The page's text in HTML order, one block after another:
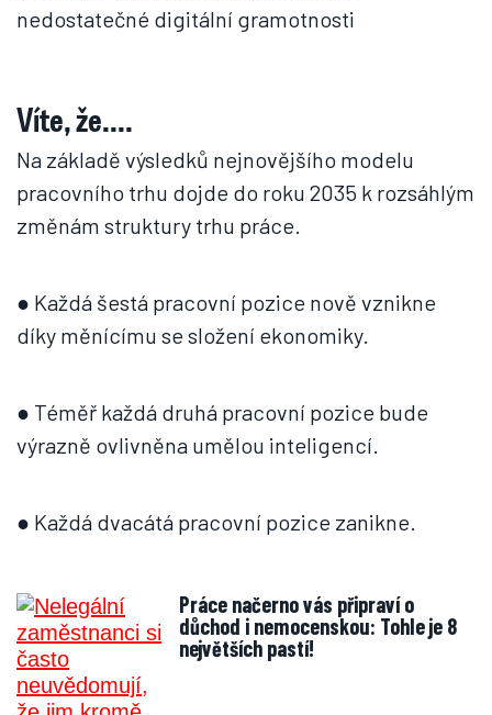
nedostatečné digitální gramotnosti
Víte, že....
Na základě výsledků nejnovějšího modelu
pracovního trhu dojde do roku 2035 k rozsáhlým
změnám struktury trhu práce.
● Každá šestá pracovní pozice nově vznikne
díky měnícímu se složení ekonomiky.
● Téměř každá druhá pracovní pozice bude
výrazně ovlivněna umělou inteligencí.
● Každá dvacátá pracovní pozice zanikne.
Práce načerno vás připraví o
důchod i nemocenskou: Tohle je 8
největších pastí!